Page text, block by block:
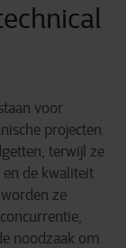
voor
projecten
terwijl ze
de kwaliteit
ze
noodzaak om